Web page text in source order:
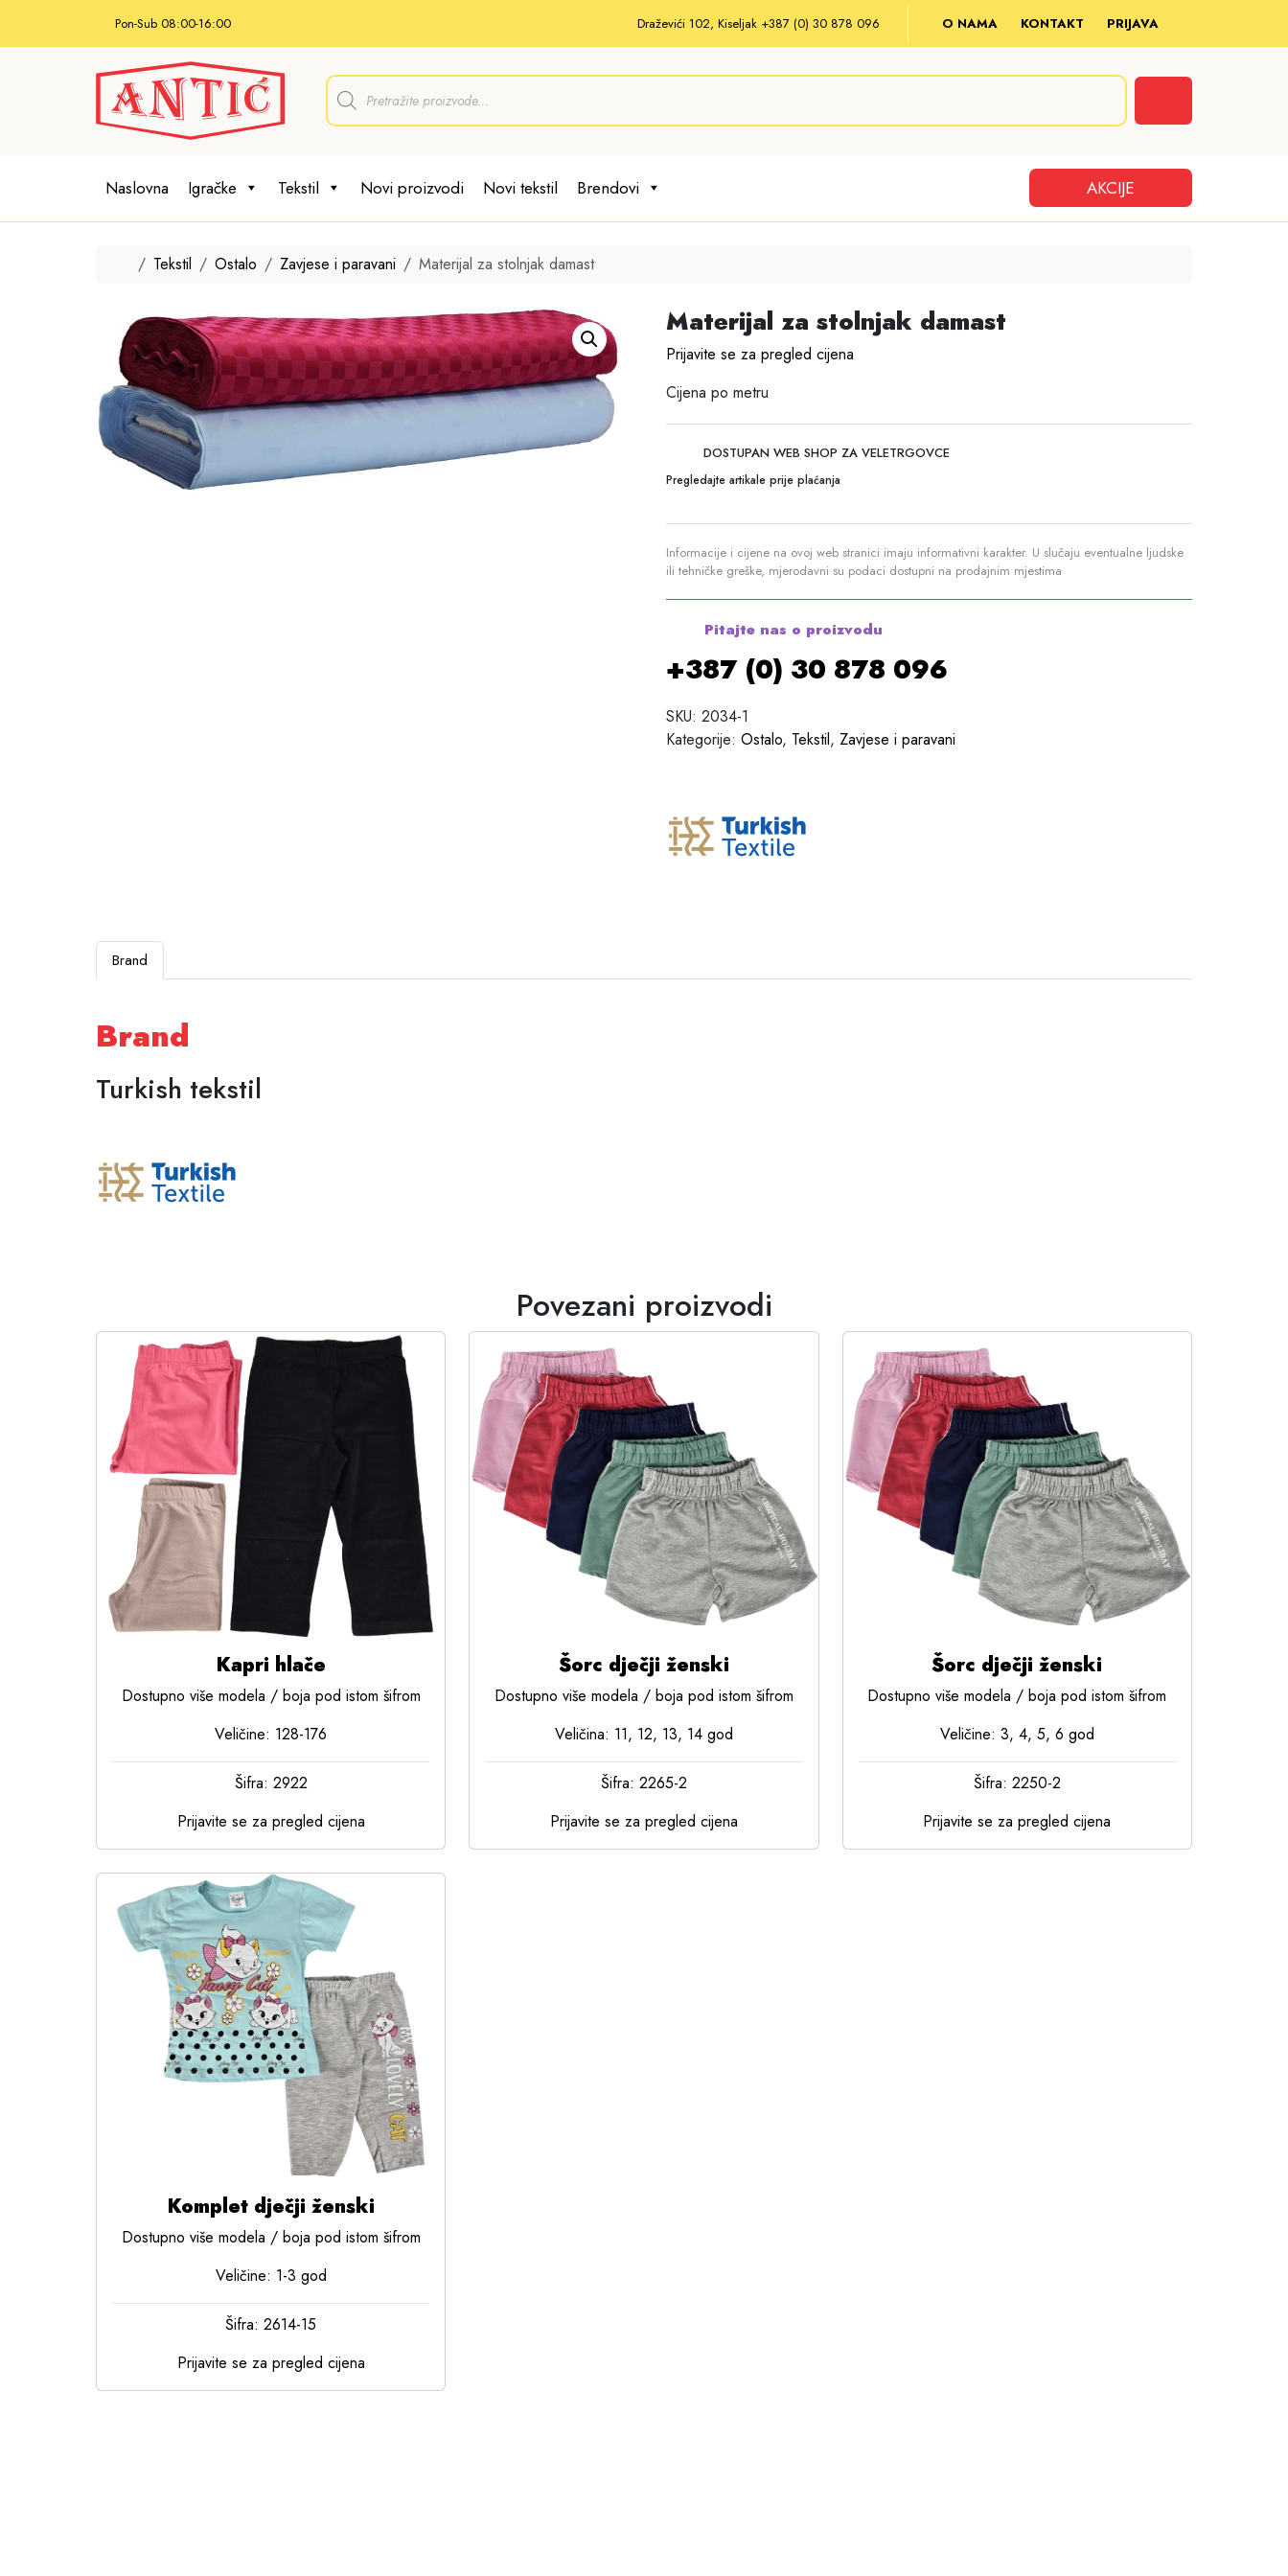
Pon-Sub 08:00-16:00 Draževići 102, Kiseljak +387 (0) 30 878 096 O NAMA KONTAKT PRIJAVA
P
d
s
e
c
Naslovna Igračke Tekstil Novi proizvodi Novi tekstil AKCIJE
Brendovi
HomeTekstil Ostalo Zavjese i paravani Materijal za stolnjak damast
Materijal za stolnjak damast
Prijavite se za pregled cijena
Cijena po metru
DOSTUPAN WEB SHOP ZA VELETRGOVCE
Pregledajte artikale prije plaćanja
Informacije i cijene na ovoj web stranici imaju informativni karakter. U slučaju eventualne ljudske
ili tehničke greške, mjerodavni su podaci dostupni na prodajnim mjestima
Pitajte nas o proizvodu
+387 (0) 30 878 096
SKU: 2034-1
Kategorije: Ostalo, Tekstil, Zavjese i paravani
Brand
Brand
Turkish tekstil
Povezani proizvodi
Kapri hlače
Dostupno više modela / boja pod istom šifrom
Veličine: 128-176
Šifra: 2922
Prijavite se za pregled cijena
Šorc dječji ženski
Dostupno više modela / boja pod istom šifrom
Veličina: 11, 12, 13, 14 god
Šifra: 2265-2
Prijavite se za pregled cijena
Šorc dječji ženski
Dostupno više modela / boja pod istom šifrom
Veličine: 3, 4, 5, 6 god
Šifra: 2250-2
Prijavite se za pregled cijena
Komplet dječji ženski
Dostupno više modela / boja pod istom šifrom
Veličine: 1-3 god
Šifra: 2614-15
Prijavite se za pregled cijena